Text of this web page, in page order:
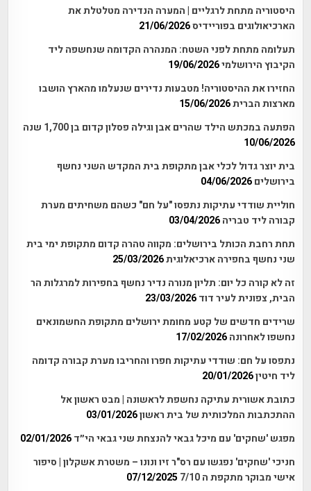
היסטוריה מתחת לרגליים | המערה הנדירה מטלטלת את
הארכיאולוגים בפוריידיס21/06/2026
תעלומה מתחת לפני השטח: המנהרה הקדומה שנחשפה ליד
הקיבוץ הירושלמי19/06/2026
החזירו את ההיסטוריה! מטבעות נדירים שנעלמו מהארץ הושבו
מארצות הברית15/06/2026
הפתעה במכתש הילד שהרים אבן וגילה פסלון קדום בן 1,700 שנה
10/06/2026
בית יוצר גדול לכלי אבן מתקופת בית המקדש השני נחשף
בירושלים 04/06/2026
חוליית שודדי עתיקות נתפסו "על חם" כשהם משחיתים מערת
קבורה ליד טבריה 03/04/2026
תחת רחבת הכותל בירושלים: מקווה טהרה קדום מתקופת ימי בית
שני נחשף בחפירה ארכיאלוגית25/03/2026
זה לא קורה כל יום: תליון מנורה נדיר נחשף בחפירות למרגלות הר
הבית, צפונית לעיר דוד 23/03/2026
שרידים חדשים של קטע מחומת ירושלים מתקופת החשמונאים
נחשפו לאחרונה 17/02/2026
נתפסו על חם: שודדי עתיקות חפרו והחריבו מערת קבורה קדומה
ליד חיטין20/01/2026
כתובת אשורית עתיקה נחשפת לראשונה | מבט ראשון אל
ההתכתבות המלכותית של בית ראשון03/01/2026
מפגש 'שחקים' עם מיכל גבאי להנצחת שני גבאי הי״ד 02/01/2026
חניכי 'שחקים' נפגשו עם רס"ר זיו ונונו – משטרת אשקלון | סיפור
אישי מבוקר מתקפת ה 7/10
07/12/2025